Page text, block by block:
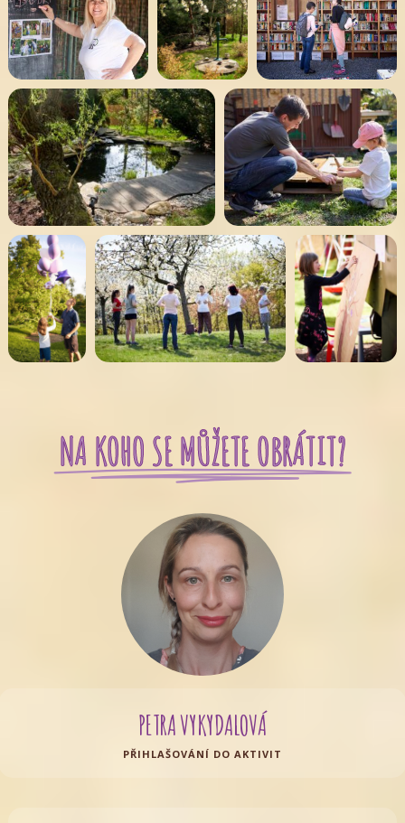
NA KOHO SE MŮŽETE OBRÁTIT?
PETRA VYKYDALOVÁ
PŘIHLAŠOVÁNÍ DO AKTIVIT